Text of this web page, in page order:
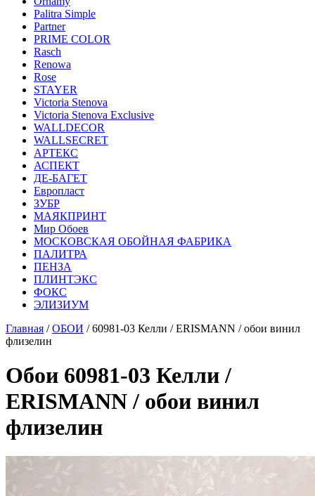
Palitra Simple
Partner
PRIME COLOR
Rasch
Renowa
Rose
STAYER
Victoria Stenova
Victoria Stenova Exclusive
WALLDECOR
WALLSECRET
АРТЕКС
АСПЕКТ
ДЕ-БАГЕТ
Европласт
ЗУБР
МАЯКПРИНТ
Мир Обоев
МОСКОВСКАЯ ОБОЙНАЯ ФАБРИКА
ПАЛИТРА
ПЕНЗА
ПЛИНТЭКС
ФОКС
ЭЛИЗИУМ
Главная /ОБОИ / 60981-03 Келли / ERISMANN / обои винил
флизелин
Обои 60981-03 Келли /
ERISMANN / обои винил
флизелин